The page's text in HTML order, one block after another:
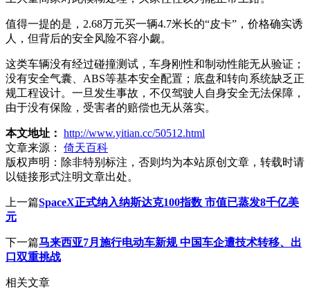
值得一提的是，2.68万元买一辆4.7米长的“皮卡”，价格确实诱
人，但背后的安全风险不容小觑。
这类车辆没有经过碰撞测试，车身刚性和制动性能无从验证；
没有安全气囊、ABS等基本安全配置；底盘和转向系统缺乏正
规工程设计。一旦发生事故，不仅驾驶人自身安全无法保障，
由于没有保险，受害者的赔偿也无从落实。
本文地址： http://www.yitian.cc/50512.html
文章来源：
倚天百科
版权声明： 除非特别标注，否则均为本站原创文章，转载时请
以链接形式注明文章出处。
上一篇SpaceX正式纳入纳斯达克100指数 市值已蒸发8千亿美
元
下一篇马来西亚7月施行电动车新规 中国车企遭技术转移、出
口双重挑战
相关文章